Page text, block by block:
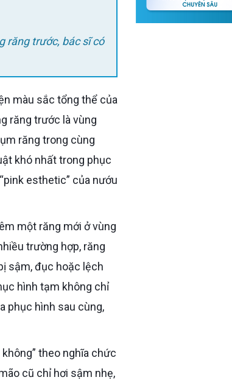
răng trước, bác sĩ có
răng trước là vùng
răng trong cùng
khó nhất trong phục
esthetic” của nướu
một răng mới ở vùng
trường hợp, răng
sậm, đục hoặc lệch
hình tạm không chỉ
phục hình sau cùng,
cũ chỉ hơi sậm nhẹ,